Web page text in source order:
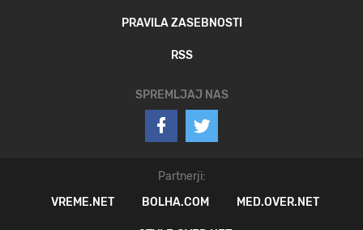
PRAVILA ZASEBNOSTI
RSS
SPREMLJAJ NAS
Partnerji:
VREME.NET
BOLHA.COM MED.OVER.NET